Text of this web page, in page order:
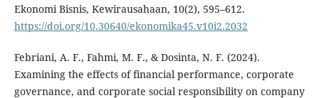
Ekonomi Bisnis, Kewirausahaan, 10(2), 595–612.
https://doi.org/10.30640/ekonomika45.v10i2.2032
Febriani, A. F., Fahmi, M. F., & Dosinta, N. F. (2024).
Examining the effects of financial performance, corporate
governance, and corporate social responsibility on company